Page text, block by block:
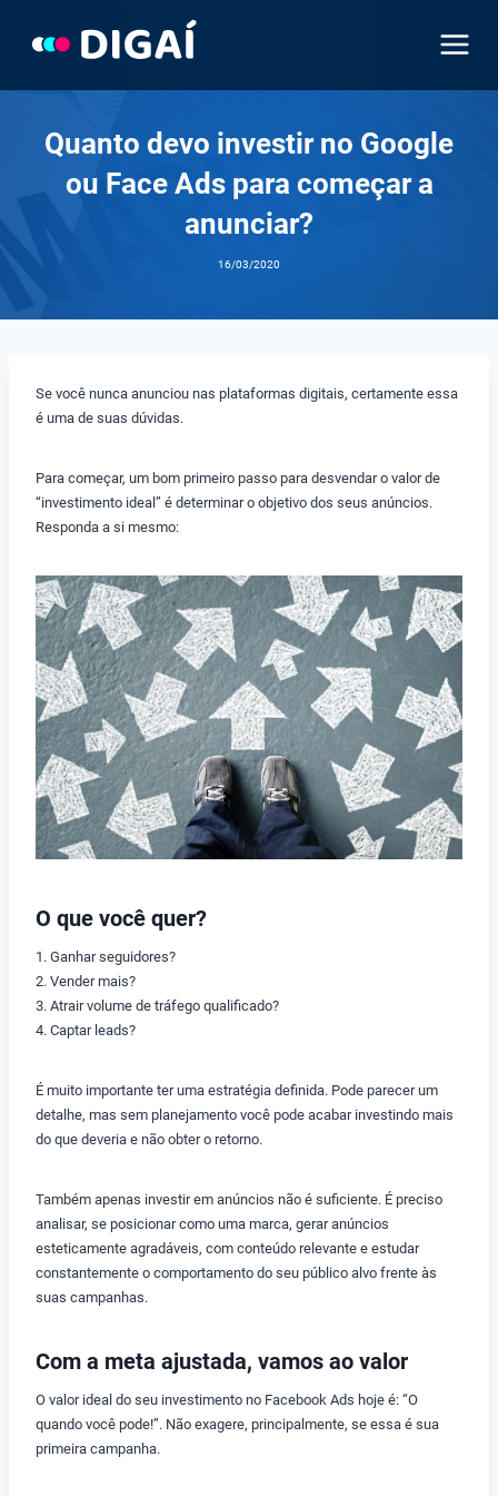
Quanto devo investir no Google
ou Face Ads para começar a
anunciar?
16/03/2020
Se você nunca anunciou nas plataformas digitais, certamente essa
é uma de suas dúvidas.
Para começar, um bom primeiro passo para desvendar o valor de
“investimento ideal” é determinar o objetivo dos seus anúncios.
Responda a si mesmo:
O que você quer?
1. Ganhar seguidores?
2. Vender mais?
3. Atrair volume de tráfego qualificado?
4. Captar leads?
É muito importante ter uma estratégia definida. Pode parecer um
detalhe, mas sem planejamento você pode acabar investindo mais
do que deveria e não obter o retorno.
Também apenas investir em anúncios não é suficiente. É preciso
analisar, se posicionar como uma marca, gerar anúncios
esteticamente agradáveis, com conteúdo relevante e estudar
constantemente o comportamento do seu público alvo frente às
suas campanhas.
Com a meta ajustada, vamos ao valor
O valor ideal do seu investimento no Facebook Ads hoje é: “O
quando você pode!”. Não exagere, principalmente, se essa é sua
primeira campanha.